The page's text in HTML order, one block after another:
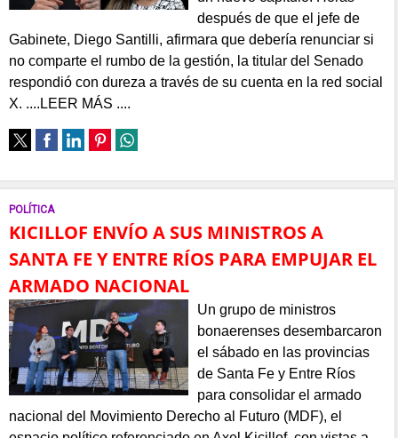
después de que el jefe de
Gabinete, Diego Santilli, afirmara que debería renunciar si
no comparte el rumbo de la gestión, la titular del Senado
respondió con dureza a través de su cuenta en la red social
X. ....LEER MÁS ....
POLÍTICA
KICILLOF ENVÍO A SUS MINISTROS A
SANTA FE Y ENTRE RÍOS PARA EMPUJAR EL
ARMADO NACIONAL
Un grupo de ministros
bonaerenses desembarcaron
el sábado en las provincias
de Santa Fe y Entre Ríos
para consolidar el armado
nacional del Movimiento Derecho al Futuro (MDF), el